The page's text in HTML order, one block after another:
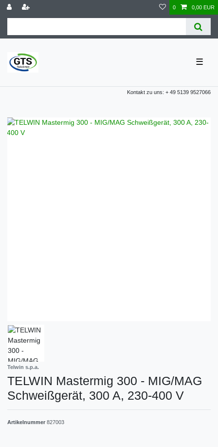
0 0,00 EUR
☰
Kontakt zu uns: + 49 5139 9527066
Telwin s.p.a.
TELWIN Mastermig 300 - MIG/MAG
Schweißgerät, 300 A, 230-400 V
Artikelnummer 827003